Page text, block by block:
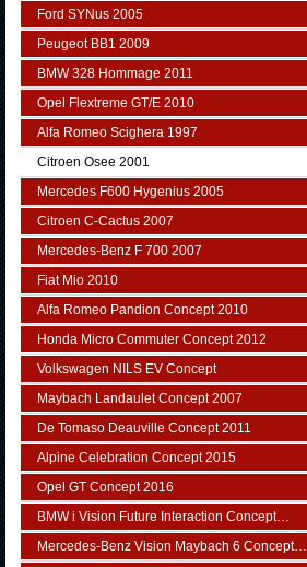
Ford SYNus 2005
Peugeot BB1 2009
BMW 328 Hommage 2011
Opel Flextreme GT/E 2010
Alfa Romeo Scighera 1997
Citroen Osee 2001
Mercedes F600 Hygenius 2005
Citroen C-Cactus 2007
Mercedes-Benz F 700 2007
Fiat Mio 2010
Alfa Romeo Pandion Concept 2010
Honda Micro Commuter Concept 2012
Volkswagen NILS EV Concept
Maybach Landaulet Concept 2007
De Tomaso Deauville Concept 2011
Alpine Celebration Concept 2015
Opel GT Concept 2016
BMW i Vision Future Interaction Concept…
Mercedes-Benz Vision Maybach 6 Concept…